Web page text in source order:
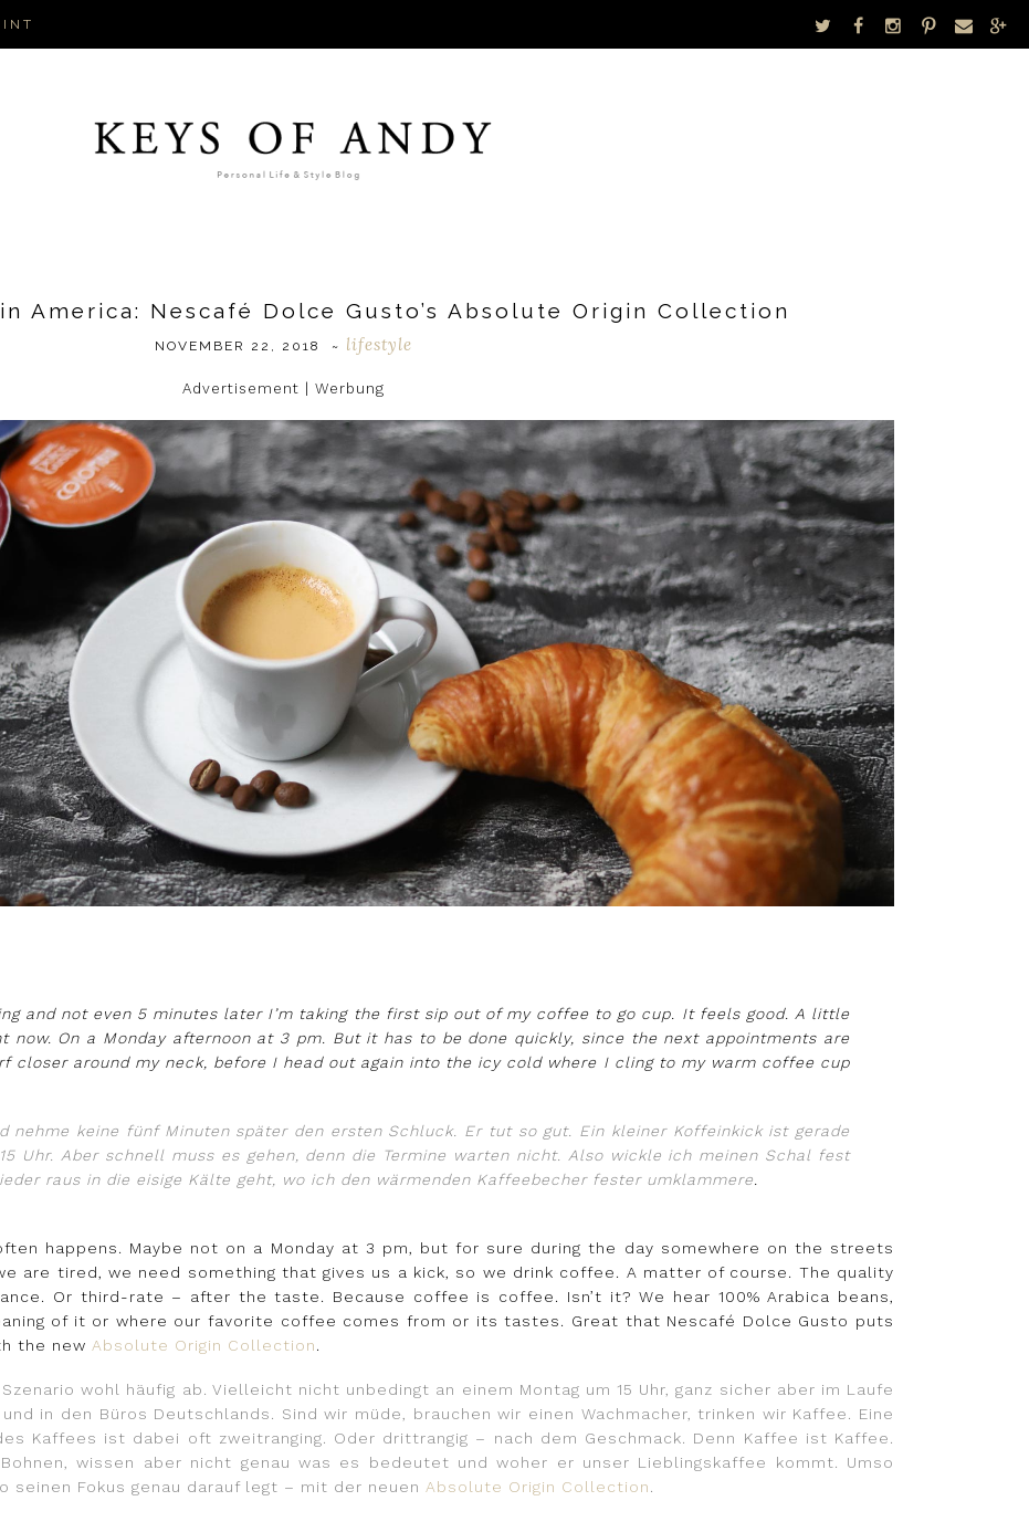
America: Nescafé Dolce Gusto’s Absolute Origin Collection
NOVEMBER 22, 2018 ~ lifestyle
Advertisement | Werbung
and not even 5 minutes later I’m taking the first sip out of my coffee to go cup. It feels good. A little
now. On a Monday afternoon at 3 pm. But it has to be done quickly, since the next appointments are
closer around my neck, before I head out again into the icy cold where I cling to my warm coffee cup
nehme keine fünf Minuten später den ersten Schluck. Er tut so gut. Ein kleiner Koffeinkick ist gerade
Uhr. Aber schnell muss es gehen, denn die Termine warten nicht. Also wickle ich meinen Schal fest
raus in die eisige Kälte geht, wo ich den wärmenden Kaffeebecher fester umklammere
happens. Maybe not on a Monday at 3 pm, but for sure during the day somewhere on the streets
are tired, we need something that gives us a kick, so we drink coffee. A matter of course. The quality
Or third-rate – after the taste. Because coffee is coffee. Isn’t it? We hear 100% Arabica beans,
of it or where our favorite coffee comes from or its tastes. Great that Nescafé Dolce Gusto puts
the new Absolute Origin Collection.
wohl häufig ab. Vielleicht nicht unbedingt an einem Montag um 15 Uhr, ganz sicher aber im Laufe
in den Büros Deutschlands. Sind wir müde, brauchen wir einen Wachmacher, trinken wir Kaffee. Eine
Kaffees ist dabei oft zweitranging. Oder drittrangig – nach dem Geschmack. Denn Kaffee ist Kaffee.
wissen aber nicht genau was es bedeutet und woher er unser Lieblingskaffee kommt. Umso
seinen Fokus genau darauf legt – mit der neuen Absolute Origin Collection